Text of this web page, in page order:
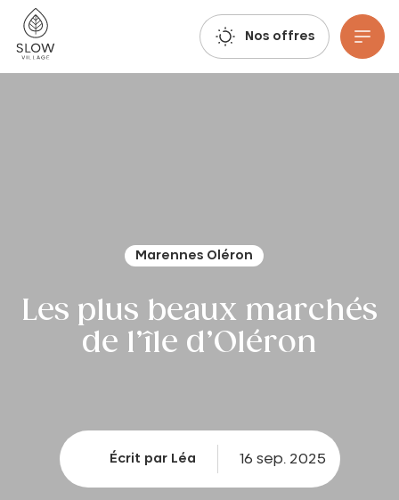
Respirez, imaginez, réservez : les réservations estivales 2027 sont déjà ouvertes !
Nos offres
Marennes Oléron
Les plus beaux marchés
de l’île d’Oléron
Écrit par Léa 16 sep. 2025